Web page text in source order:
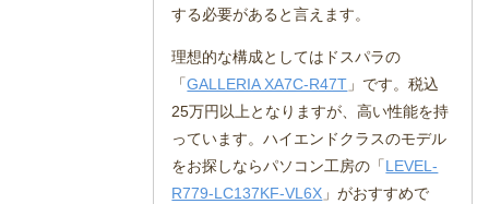
する必要があると言えます。
理想的な構成としてはドスパラの
「GALLERIA XA7C-R47T 」です。税込
25万円以上となりますが、高い性能を持
っています。ハイエンドクラスのモデル
をお探しならパソコン工房の「LEVEL-
R779-LC137KF-VL6X 」がおすすめで